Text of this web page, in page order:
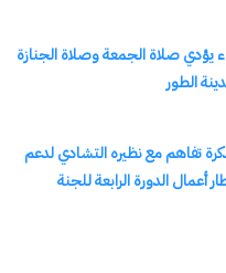
إلى بريدك
صلاة الجمعة وصلاة الجنازة
الطور
تفاهم مع نظيره التشادي لدعم
أعمال الدورة الرابعة للجنة